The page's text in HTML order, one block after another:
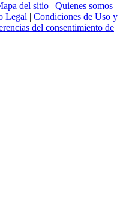
del sitio | Quienes somos |
Legal | Condiciones de Uso y
del consentimiento de